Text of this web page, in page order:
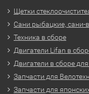
Щетки
Сани рыбацкие, сани-
Техника в сборе
Двигатели Lifan в
Двигатели в сборе
Запчасти для
Запчасти для